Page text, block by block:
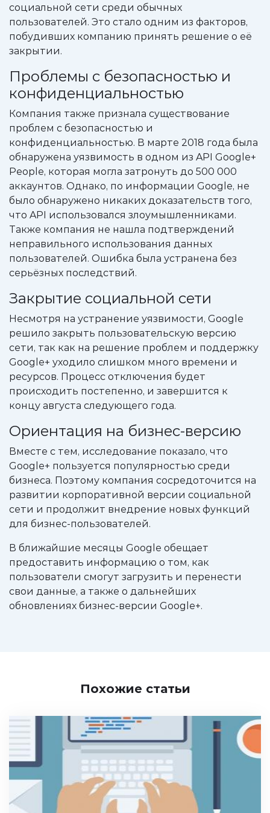
социальной сети среди обычных
пользователей. Это стало одним из факторов,
побудивших компанию принять решение о её
закрытии.
Проблемы с безопасностью и
конфиденциальностью
Компания также признала существование
проблем с безопасностью и
конфиденциальностью. В марте 2018 года была
обнаружена уязвимость в одном из API Google+
People, которая могла затронуть до 500 000
аккаунтов. Однако, по информации Google, не
было обнаружено никаких доказательств того,
что API использовался злоумышленниками.
Также компания не нашла подтверждений
неправильного использования данных
пользователей. Ошибка была устранена без
серьёзных последствий.
Закрытие социальной сети
Несмотря на устранение уязвимости, Google
решило закрыть пользовательскую версию
сети, так как на решение проблем и поддержку
Google+ уходило слишком много времени и
ресурсов. Процесс отключения будет
происходить постепенно, и завершится к
концу августа следующего года.
Ориентация на бизнес-версию
Вместе с тем, исследование показало, что
Google+ пользуется популярностью среди
бизнеса. Поэтому компания сосредоточится на
развитии корпоративной версии социальной
сети и продолжит внедрение новых функций
для бизнес-пользователей.
В ближайшие месяцы Google обещает
предоставить информацию о том, как
пользователи смогут загрузить и перенести
свои данные, а также о дальнейших
обновлениях бизнес-версии Google+.
Похожие статьи